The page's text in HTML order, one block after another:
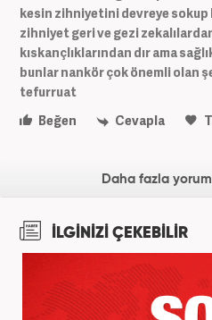
kesin zihniyetini devreye
zihniyet geri ve gezi
kıskançlıklarından dır ama
bunlar nankör çok önemli olan
tefurruat
Beğen
Cevapla
Daha fazla
İLGİNİZİ ÇEKEBİLİR